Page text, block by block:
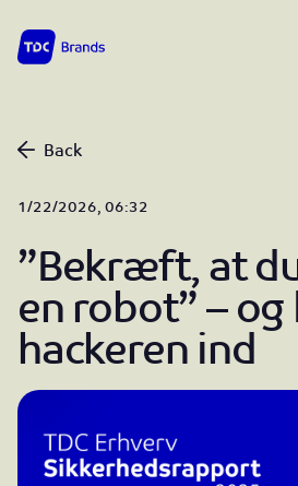
Back
”Bekræft, at
en robot” – og
hackeren ind
1/22/2026, 06:32